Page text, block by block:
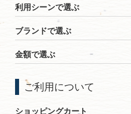
利用シーンで選ぶ
ブランドで選ぶ
金額で選ぶ
ご利用について
ショッピングカート